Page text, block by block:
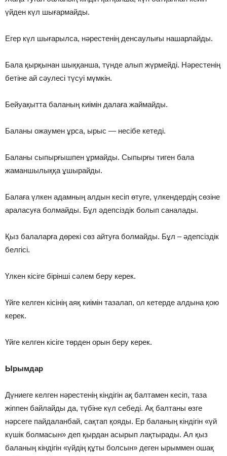
үйден күл шығармайды.
Егер күл шығарылса, нәрестенің денсаулығы нашарлайды.
Бала қырқынан шыққанша, түнде алып жүрмейді. Нәрестенің
бетіне ай сәулесі түсуі мүмкін.
Бейуақытта баланың киімін далаға жаймайды.
Баланы ожаумен ұрса, ырыс — несібе кетеді.
Баланы сыпырғышпен ұрмайды. Сыпырғы тиген бала
жаманшылыққа ұшырайды.
Балаға үлкен адамның алдын кесіп өтуге, үлкендердің сөзіне
араласуға болмайды. Бұл әдепсіздік болып саналады.
Қыз балаларға дөрекі сөз айтуға болмайды. Бұл – әдепсіздік
белгісі.
Үлкен кісіге бірінші сәлем беру керек.
Үйге келген кісінің аяқ киімін тазалап, ол кетерде алдына қою
керек.
Үйге келген кісіге төрден орын беру керек.
Ырымдар
Дүниеге келген нәрестенің кіндігін ақ балтамен кесіп, таза
жіппен байлайды да, түбіне күл себеді. Ақ балтаны өзге
нәрсеге пайдаланбай, сақтап қояды. Ер баланың кіндігін «үй
күшік болмасын» деп қырдан асырып лақтырады. Ал қыз
баланың кіндігін «үйдің құты болсын» деген ырыммен ошақ